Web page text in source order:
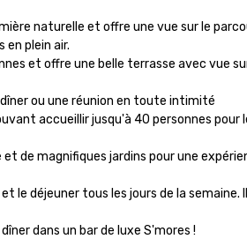
naturelle et offre une vue sur le
en plein air.
et offre une belle terrasse avec vue
ou une réunion en toute intimité
accueillir jusqu'à 40 personnes
de magnifiques jardins pour une
déjeuner tous les jours de la
dans un bar de luxe S'mores !